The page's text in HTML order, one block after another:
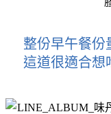
整份早午餐份
這道很適合想